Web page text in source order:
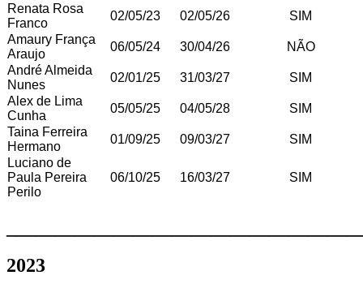
Renata Rosa
Franco
02/05/23 02/05/26
SIM
Amaury França
Araujo
06/05/24 30/04/26
NÃO
André Almeida
Nunes
02/01/25 31/03/27
SIM
Alex de Lima
Cunha
05/05/25 04/05/28
SIM
Taina Ferreira
Hermano
01/09/25 09/03/27
SIM
Luciano de
Paula Pereira
Perilo
06/10/25 16/03/27 SIM
2023